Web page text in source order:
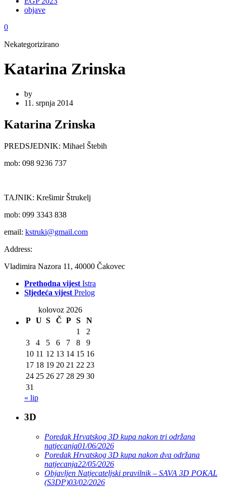
objave
0
Nekategorizirano
Katarina Zrinska
by
11. srpnja 2014
Katarina Zrinska
PREDSJEDNIK: Mihael Štebih
mob: 098 9236 737
TAJNIK: Krešimir Štrukelj
mob: 099 3343 838
email: kstruki@gmail.com
Address:
Vladimira Nazora 11, 40000 Čakovec
Prethodna vijest Istra
Sljedeća vijest Prelog
kolovoz 2026
P U S Č P S
N
1
2
3
4 5 6 7 8
9
10 11 12 13 14 15 16
17 18 19 20 21 22 23
24 25 26 27 28 29 30
31
« lip
3D
Poredak Hrvatskog 3D kupa nakon tri održana
natjecanja01/06/2026
Poredak Hrvatskog 3D kupa nakon dva održana
natjecanja22/05/2026
Objavljen Natjecateljski pravilnik – SAVA 3D POKAL
(S3DP)03/02/2026